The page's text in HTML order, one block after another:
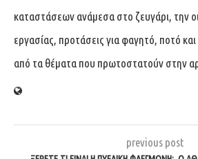
καταστάσεων ανάμεσα στο ζευγάρι, την
εργασίας, προτάσεις για φαγητό, ποτό και
από τα θέματα που πρωτοστατούν στην
previous post